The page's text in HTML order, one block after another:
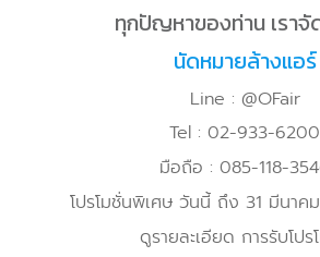
ทุกปัญหาของท่าน เราจั
นัดหมายล้างแอร์
Line : @OFair
Tel : 02-933-6200
มือถือ : 085-118-
โปรโมชั่นพิเศษ วันนี้ ถึง 31 มีนาค
ดูรายละเอียด การรับโปร